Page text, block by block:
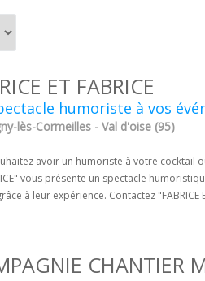
ET FABRICE
humoriste à vos
lès-Cormeilles - Val d'oise (95)
avoir un humoriste à votre cocktail
vous présente un spectacle
à leur expérience. Contactez
CHANTIER